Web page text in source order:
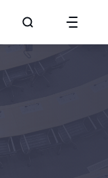
Aller à la page